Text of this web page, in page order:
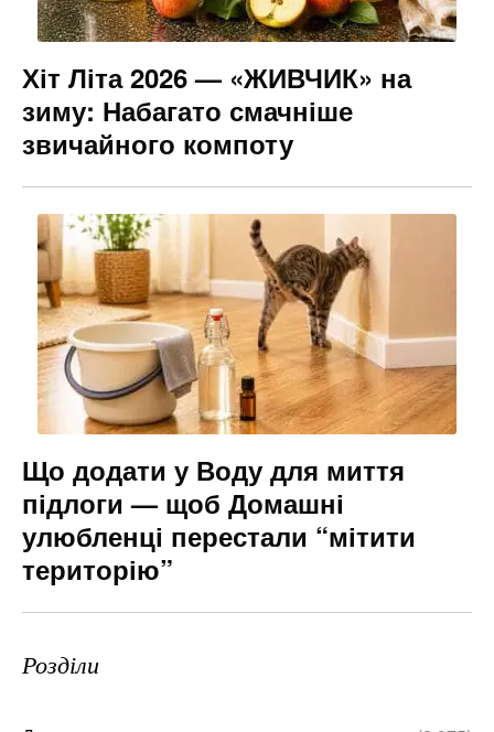
Хіт Літа 2026 — «ЖИВЧИК» на
зиму: Набагато смачніше
звичайного компоту
Що додати у Воду для миття
підлоги — щоб Домашні
улюбленці перестали “мітити
територію”
Розділи